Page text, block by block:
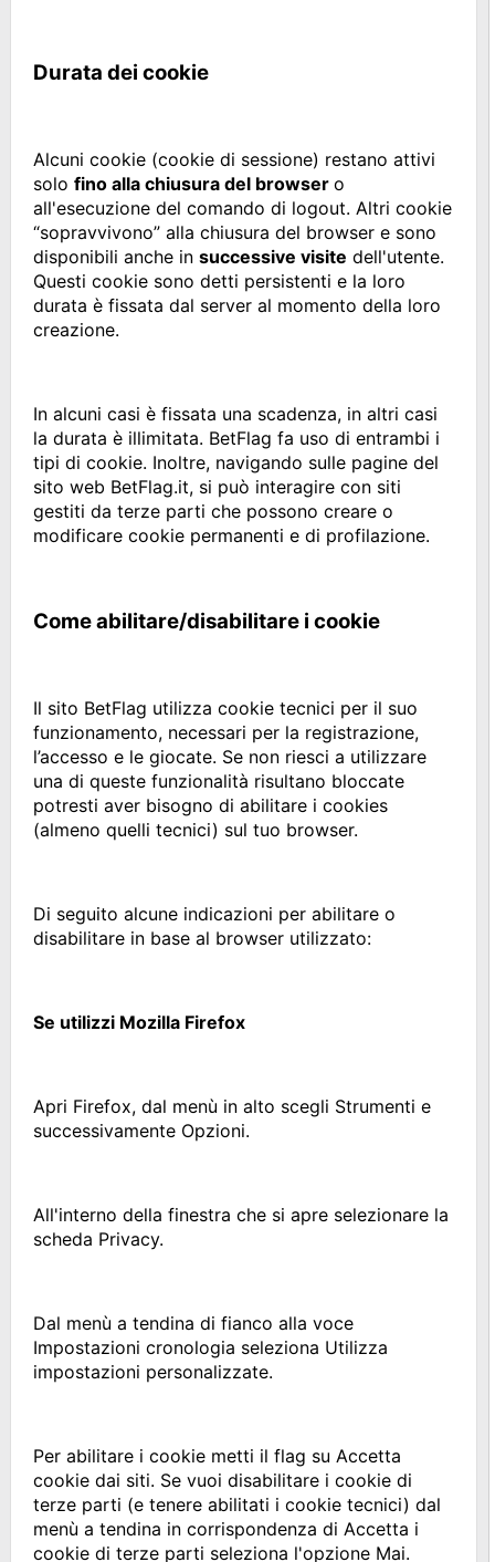
Durata dei cookie
Alcuni cookie (cookie di sessione) restano attivi
solo fino alla chiusura del browser o
all'esecuzione del comando di logout. Altri cookie
“sopravvivono” alla chiusura del browser e sono
disponibili anche in successive visite dell'utente.
Questi cookie sono detti persistenti e la loro
durata è fissata dal server al momento della loro
creazione.
In alcuni casi è fissata una scadenza, in altri casi
la durata è illimitata. BetFlag fa uso di entrambi i
tipi di cookie. Inoltre, navigando sulle pagine del
sito web BetFlag.it, si può interagire con siti
gestiti da terze parti che possono creare o
modificare cookie permanenti e di profilazione.
Come abilitare/disabilitare i cookie
Il sito BetFlag utilizza cookie tecnici per il suo
funzionamento, necessari per la registrazione,
l’accesso e le giocate. Se non riesci a utilizzare
una di queste funzionalità risultano bloccate
potresti aver bisogno di abilitare i cookies
(almeno quelli tecnici) sul tuo browser.
Di seguito alcune indicazioni per abilitare o
disabilitare in base al browser utilizzato:
Se utilizzi Mozilla Firefox
Apri Firefox, dal menù in alto scegli Strumenti e
successivamente Opzioni.
All'interno della finestra che si apre selezionare la
scheda Privacy.
Dal menù a tendina di fianco alla voce
Impostazioni cronologia seleziona Utilizza
impostazioni personalizzate.
Per abilitare i cookie metti il flag su Accetta
cookie dai siti. Se vuoi disabilitare i cookie di
terze parti (e tenere abilitati i cookie tecnici) dal
menù a tendina in corrispondenza di Accetta i
cookie di terze parti seleziona l'opzione Mai.